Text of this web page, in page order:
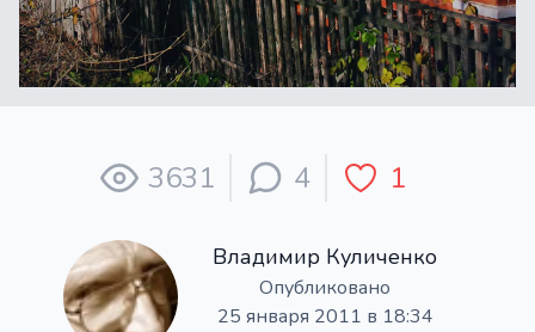
3631 4 1
Владимир Куличенко
Опубликовано
25 января 2011 в 18:34